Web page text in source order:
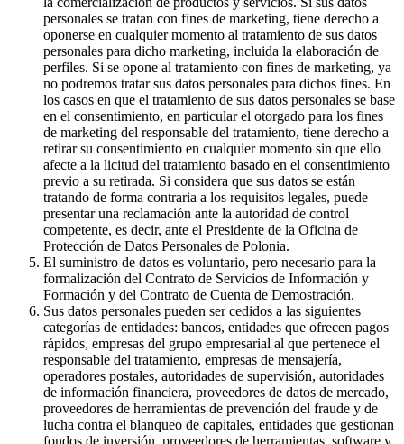
personales se tratan con fines de marketing, tiene derecho a
oponerse en cualquier momento al tratamiento de sus datos
personales para dicho marketing, incluida la elaboración de
perfiles. Si se opone al tratamiento con fines de marketing, ya
no podremos tratar sus datos personales para dichos fines. En
los casos en que el tratamiento de sus datos personales se base
en el consentimiento, en particular el otorgado para los fines
de marketing del responsable del tratamiento, tiene derecho a
retirar su consentimiento en cualquier momento sin que ello
afecte a la licitud del tratamiento basado en el consentimiento
previo a su retirada. Si considera que sus datos se están
tratando de forma contraria a los requisitos legales, puede
presentar una reclamación ante la autoridad de control
competente, es decir, ante el Presidente de la Oficina de
Protección de Datos Personales de Polonia.
El suministro de datos es voluntario, pero necesario para la
formalización del Contrato de Servicios de Información y
Formación y del Contrato de Cuenta de Demostración.
Sus datos personales pueden ser cedidos a las siguientes
categorías de entidades: bancos, entidades que ofrecen pagos
rápidos, empresas del grupo empresarial al que pertenece el
responsable del tratamiento, empresas de mensajería,
operadores postales, autoridades de supervisión, autoridades
de información financiera, proveedores de datos de mercado,
proveedores de herramientas de prevención del fraude y de
lucha contra el blanqueo de capitales, entidades que gestionan
fondos de inversión, proveedores de herramientas, software y